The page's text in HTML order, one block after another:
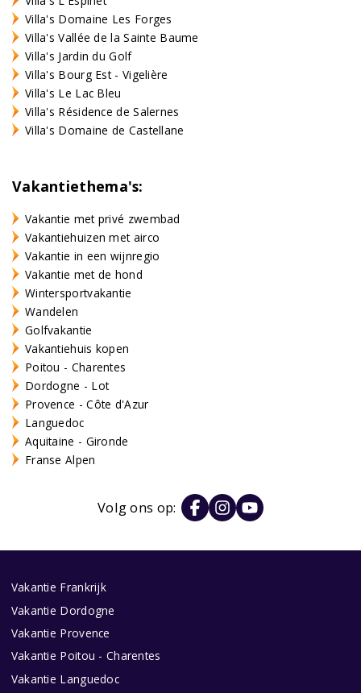
Villa's Domaine Les Forges
Villa's Vallée de la Sainte Baume
Villa's Jardin du Golf
Villa's Bourg Est - Vigelière
Villa's Le Lac Bleu
Villa's Résidence de Salernes
Villa's Domaine de Castellane
Vakantiethema's:
Vakantie met privé zwembad
Vakantiehuizen met airco
Vakantie in een wijnregio
Vakantie met de hond
Wintersportvakantie
Wandelen
Golfvakantie
Vakantiehuis kopen
Poitou - Charentes
Dordogne - Lot
Provence - Côte d'Azur
Languedoc
Aquitaine - Gironde
Franse Alpen
Volg ons op:
Vakantie Frankrijk
Vakantie Dordogne
Vakantie Provence
Vakantie Poitou - Charentes
Vakantie Languedoc